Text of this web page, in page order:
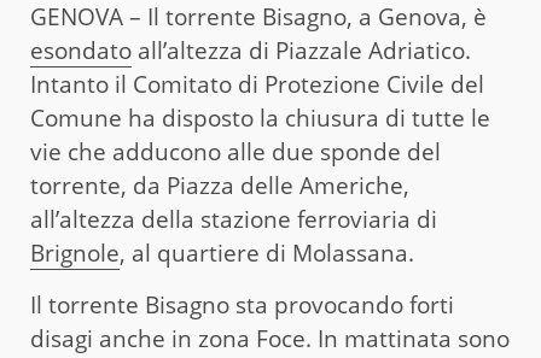
GENOVA – Il torrente Bisagno, a Genova, è
esondato all’altezza di Piazzale Adriatico.
Intanto il Comitato di Protezione Civile del
Comune ha disposto la chiusura di tutte le
vie che adducono alle due sponde del
torrente, da Piazza delle Americhe,
all’altezza della stazione ferroviaria di
Brignole, al quartiere di Molassana.
Il torrente Bisagno sta provocando forti
disagi anche in zona Foce. In mattinata sono